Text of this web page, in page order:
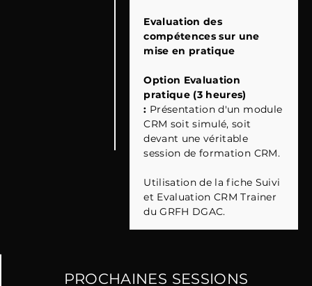
Evaluation des
compétences sur une
mise en pratique
Option Evaluation
pratique (3 heures)
: Présentation d'un module
CRM soit simulé, soit
devant une véritable
session de formation CRM.
Utilisation de la fiche Suivi
et Evaluation CRM Trainer
du GRFH DGAC.
PROCHAINES SESSIONS